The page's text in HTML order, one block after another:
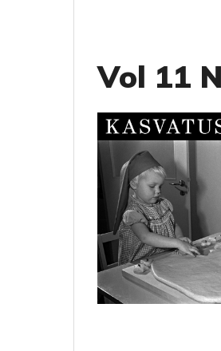
Vol 11